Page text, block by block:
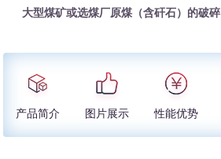
大型煤矿或选煤厂原煤（含矸石）的破碎
产品简介 图片展示 性能优势